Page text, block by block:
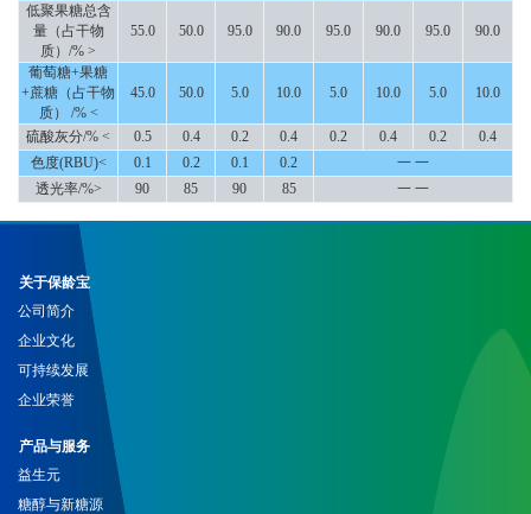
低聚果糖总含
量（占干物
质）/% >
55.0 50.0 95.0 90.0 95.0 90.0 95.0 90.0
葡萄糖+果糖
+蔗糖（占干物
质） /% <
45.0 50.0 5.0 10.0 5.0 10.0 5.0 10.0
硫酸灰分/% < 0.5 0.4 0.2 0.4 0.2 0.4 0.2
0.4
色度(RBU)<
0.1 0.2 0.1 0.2
一 一
透光率/%>
90 85 90 85 一 一
关于保龄宝
公司简介
企业文化
可持续发展
企业荣誉
产品与服务
益生元
糖醇与新糖源